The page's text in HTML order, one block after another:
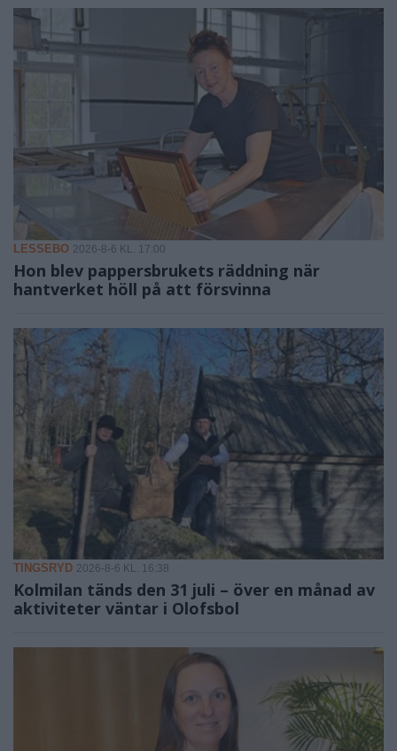
LESSEBO 2026-8-6 KL. 17:00
Hon blev pappersbrukets räddning när
hantverket höll på att försvinna
TINGSRYD 2026-8-6 KL. 16:38
Kolmilan tänds den 31 juli – över en månad av
aktiviteter väntar i Olofsbol